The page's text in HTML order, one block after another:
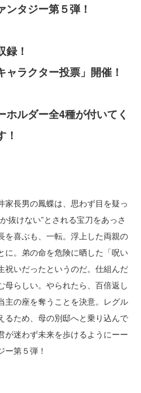
タジー第５弾！
録！
ラクター投票」開催！
ルダー全4種が付いてく
！
家長男の鳳蝶は、思わず目を疑っ
抜けない”とされる宝刀をあっさ
を喜ぶも、一転。浮上した両親の
に。弟の命を危険に晒した「呪い
祝いだったというのだ。仕組んだ
母らしい。やられたら、百倍返し
の座を奪うことを決意。レグル
るため、母の別邸へと乗り込んで
が迷わず未来を歩けるようにーー
第５弾！